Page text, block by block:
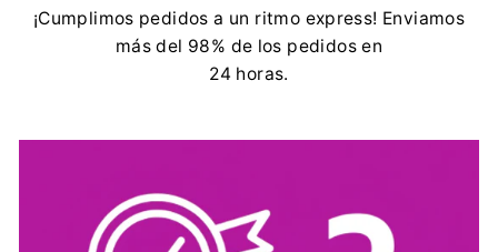
¡Cumplimos pedidos a un ritmo express! Enviamos
más del 98% de los pedidos en
24 horas.